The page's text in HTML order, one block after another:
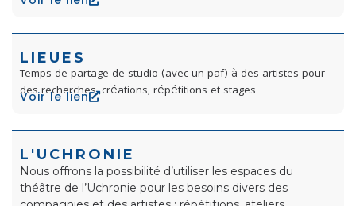
LIEUES
Temps de partage de studio (avec un paf) à des artistes pour
des recherches, créations, répétitions et stages
Voir le lien
L'UCHRONIE
Nous offrons la possibilité d’utiliser les espaces du
théâtre de l’Uchronie pour les besoins divers des